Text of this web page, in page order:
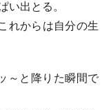
い出とる。
れからは自分の生
～と降りた瞬間で